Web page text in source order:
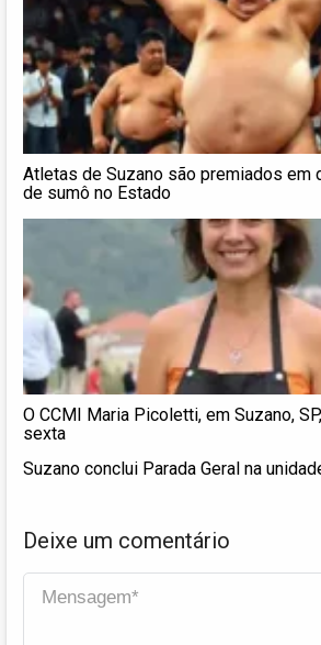
Atletas de Suzano são premiados em
de sumô no Estado
O CCMI Maria Picoletti, em Suzano,
sexta
Suzano conclui Parada Geral na
Deixe um comentário